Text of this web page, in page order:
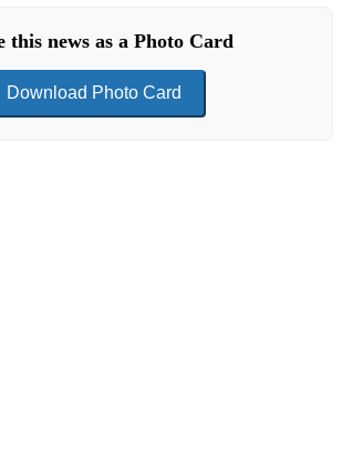
this news as a Photo Card
Download Photo Card